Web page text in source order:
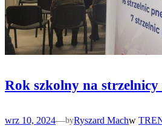
Rok szkolny na strzelnicy
wrz 10, 2024—byRyszard Machw